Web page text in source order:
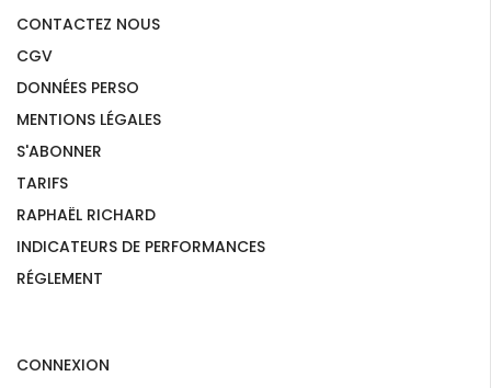
CONTACTEZ NOUS
CGV
DONNÉES PERSO
MENTIONS LÉGALES
S'ABONNER
TARIFS
RAPHAËL RICHARD
INDICATEURS DE PERFORMANCES
RÉGLEMENT
CONNEXION